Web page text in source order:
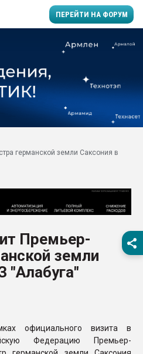
ПЕРЕЙТИ НА ФОРУМ
заводу пластмасс"
28.07.2026
первый план в
28.07.2026
ситуацией на
Всё, что касается
германской земли Саксония в
Премьер-
земли
"Алабуга"
официального визита в
Федерацию Премьер-